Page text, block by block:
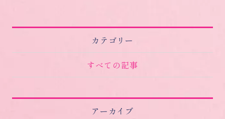
カテゴリー
すべての記事
アーカイブ